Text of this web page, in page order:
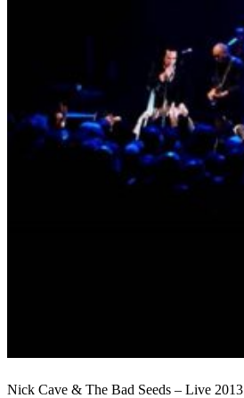
Nick Cave & The Bad Seeds – Live 2013